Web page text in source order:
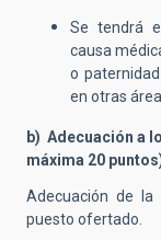
Se tendrá
causa
o
en otras
b) Adecuación a
máxima 20
Adecuación de la
puesto ofertado.